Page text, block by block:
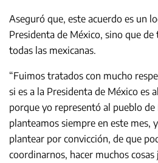
Aseguró que, este acuerdo es un
Presidenta de México, sino que
todas las mexicanas.
“Fuimos tratados con mucho
si es a la Presidenta de México es
porque yo representó al pueblo
planteamos siempre en este mes,
plantear por convicción, de que
coordinarnos, hacer muchos